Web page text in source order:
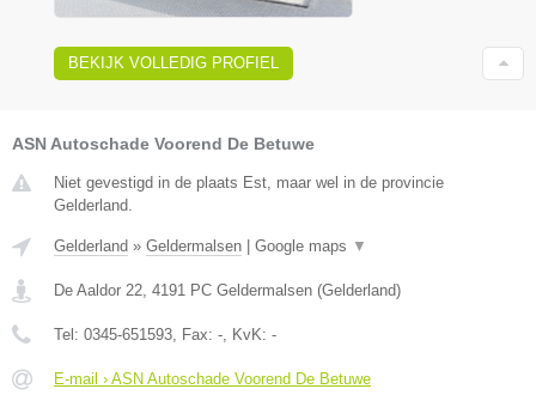
BEKIJK VOLLEDIG PROFIEL
ASN Autoschade Voorend De Betuwe
Niet gevestigd in de plaats Est, maar wel in de provincie
Gelderland.
Gelderland » Geldermalsen | Google maps ▼
De Aaldor 22 4191 PC Geldermalsen (Gelderland)
Tel: 0345-651593 , Fax: - , KvK: -
E-mail › ASN Autoschade Voorend De Betuwe